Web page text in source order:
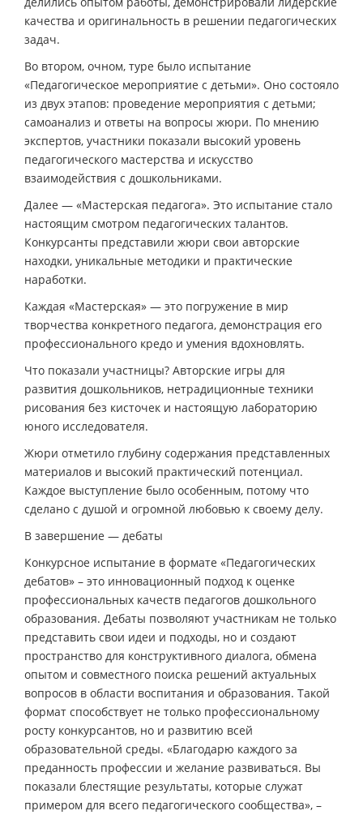
качества и оригинальность в решении педагогических
задач.
Во втором, очном, туре было испытание
«Педагогическое мероприятие с детьми». Оно состояло
из двух этапов: проведение мероприятия с детьми;
самоанализ и ответы на вопросы жюри. По мнению
экспертов, участники показали высокий уровень
педагогического мастерства и искусство
взаимодействия с дошкольниками.
Далее — «Мастерская педагога». Это испытание стало
настоящим смотром педагогических талантов.
Конкурсанты представили жюри свои авторские
находки, уникальные методики и практические
наработки.
Каждая «Мастерская» — это погружение в мир
творчества конкретного педагога, демонстрация его
профессионального кредо и умения вдохновлять.
Что показали участницы? Авторские игры для
развития дошкольников, нетрадиционные техники
рисования без кисточек и настоящую лабораторию
юного исследователя.
Жюри отметило глубину содержания представленных
материалов и высокий практический потенциал.
Каждое выступление было особенным, потому что
сделано с душой и огромной любовью к своему делу.
В завершение — дебаты
Конкурсное испытание в формате «Педагогических
дебатов» – это инновационный подход к оценке
профессиональных качеств педагогов дошкольного
образования. Дебаты позволяют участникам не только
представить свои идеи и подходы, но и создают
пространство для конструктивного диалога, обмена
опытом и совместного поиска решений актуальных
вопросов в области воспитания и образования. Такой
формат способствует не только профессиональному
росту конкурсантов, но и развитию всей
образовательной среды. «Благодарю каждого за
преданность профессии и желание развиваться. Вы
показали блестящие результаты, которые служат
примером для всего педагогического сообщества», –